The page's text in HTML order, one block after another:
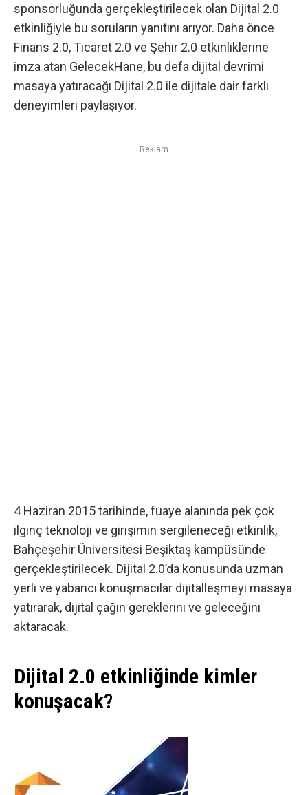
sponsorluğunda gerçekleştirilecek olan Dijital 2.0
etkinliğiyle bu soruların yanıtını arıyor. Daha önce
Finans 2.0, Ticaret 2.0 ve Şehir 2.0 etkinliklerine
imza atan GelecekHane, bu defa dijital devrimi
masaya yatıracağı Dijital 2.0 ile dijitale dair farklı
deneyimleri paylaşıyor.
Reklam
4 Haziran 2015 tarihinde, fuaye alanında pek çok
ilginç teknoloji ve girişimin sergileneceği etkinlik,
Bahçeşehir Üniversitesi Beşiktaş kampüsünde
gerçekleştirilecek. Dijital 2.0’da konusunda uzman
yerli ve yabancı konuşmacılar dijitalleşmeyi masaya
yatırarak, dijital çağın gereklerini ve geleceğini
aktaracak.
Dijital 2.0 etkinliğinde kimler
konuşacak?